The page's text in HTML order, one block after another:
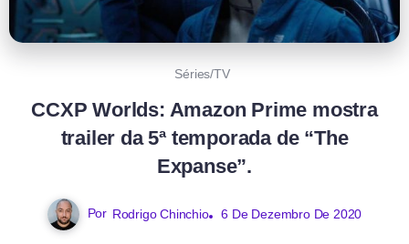
Séries/TV
CCXP Worlds: Amazon Prime mostra
trailer da 5ª temporada de “The
Expanse”.
Por Rodrigo Chinchio 6 De Dezembro De 2020